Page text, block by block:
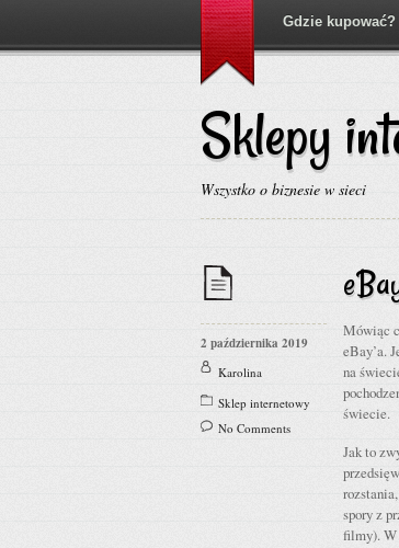
Sklepy
Wszystko o biznesie w sieci
Gdzie kupować?
2 października 2019
Karolina
Sklep internetowy
No Comments
Mówiąc
eBay’a.
na
świecie.
Jak to
spory z
filmy). W